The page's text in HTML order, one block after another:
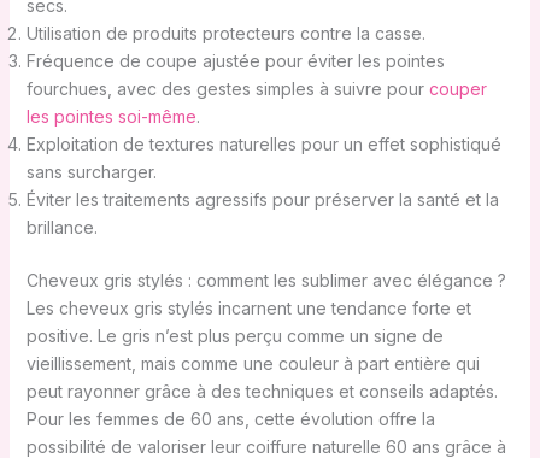
secs.
Utilisation de produits protecteurs contre la casse.
Fréquence de coupe ajustée pour éviter les pointes
fourchues, avec des gestes simples à suivre pour couper
les pointes soi-même.
Exploitation de textures naturelles pour un effet sophistiqué
sans surcharger.
Éviter les traitements agressifs pour préserver la santé et la
brillance.
Cheveux gris stylés : comment les sublimer avec élégance ?
Les cheveux gris stylés incarnent une tendance forte et
positive. Le gris n’est plus perçu comme un signe de
vieillissement, mais comme une couleur à part entière qui
peut rayonner grâce à des techniques et conseils adaptés.
Pour les femmes de 60 ans, cette évolution offre la
possibilité de valoriser leur coiffure naturelle 60 ans grâce à